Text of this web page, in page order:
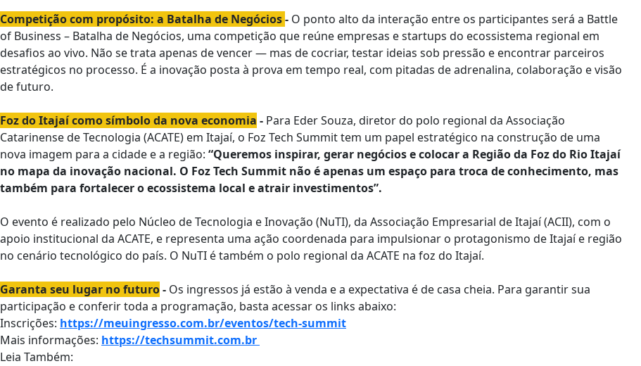
Competição com propósito: a Batalha de Negócios- O ponto alto da interação entre os participantes será a Battle
of Business – Batalha de Negócios, uma competição que reúne empresas e startups do ecossistema regional em
desafios ao vivo. Não se trata apenas de vencer — mas de cocriar, testar ideias sob pressão e encontrar parceiros
estratégicos no processo. É a inovação posta à prova em tempo real, com pitadas de adrenalina, colaboração e visão
de futuro.
Foz do Itajaí como símbolo da nova economia - Para Eder Souza, diretor do polo regional da Associação
Catarinense de Tecnologia (ACATE) em Itajaí, o Foz Tech Summit tem um papel estratégico na construção de uma
nova imagem para a cidade e a região: “Queremos inspirar, gerar negócios e colocar a Região da Foz do Rio Itajaí
no mapa da inovação nacional. O Foz Tech Summit não é apenas um espaço para troca de conhecimento, mas
também para fortalecer o ecossistema local e atrair investimentos”.
O evento é realizado pelo Núcleo de Tecnologia e Inovação (NuTI), da Associação Empresarial de Itajaí (ACII), com o
apoio institucional da ACATE, e representa uma ação coordenada para impulsionar o protagonismo de Itajaí e região
no cenário tecnológico do país. O NuTI é também o polo regional da ACATE na foz do Itajaí.
Garanta seu lugar no futuro- Os ingressos já estão à venda e a expectativa é de casa cheia. Para garantir sua
participação e conferir toda a programação, basta acessar os links abaixo:
Inscrições: https://meuingresso.com.br/eventos/tech-summit
Mais informações: https://techsummit.com.br
Leia Também: